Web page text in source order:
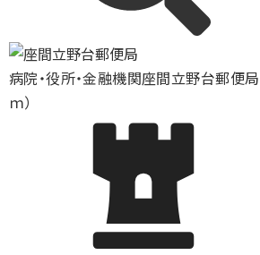
病院・役所・金融機関座間立野台郵便
ｍ）